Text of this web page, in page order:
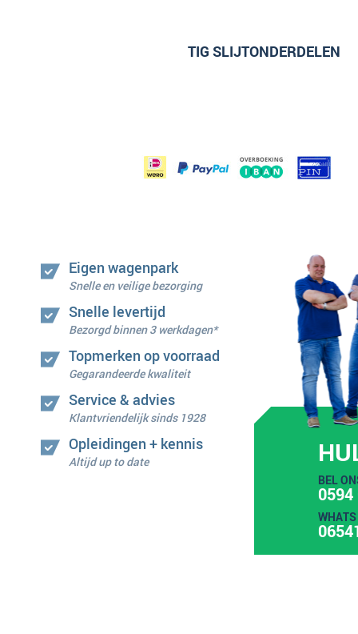
TIG SLIJTONDERDELEN
Eigen wagenpark
Snelle en veilige bezorging
Snelle levertijd
Bezorgd binnen 3 werkdagen*
Topmerken op voorraad
Gegarandeerde kwaliteit
Service & advies
Klantvriendelijk sinds 1928
Opleidingen + kennis
Altijd up to date
BEL
0594
WHATS